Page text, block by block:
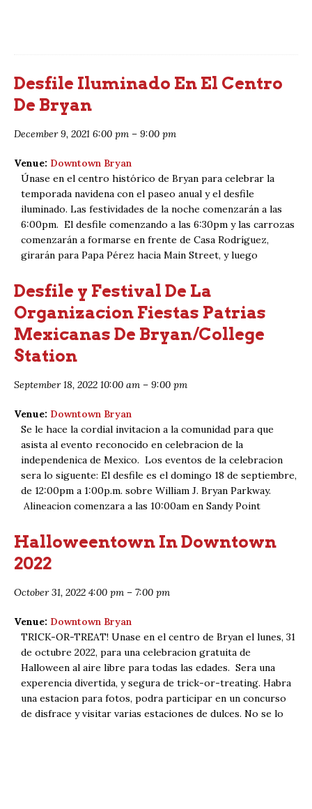
Desfile Iluminado En El Centro
De Bryan
December 9, 2021 6:00 pm – 9:00 pm
Venue: Downtown Bryan
Únase en el centro histórico de Bryan para celebrar la
temporada navidena con el paseo anual y el desfile
iluminado. Las festividades de la noche comenzarán a las
6:00pm. El desfile comenzando a las 6:30pm y las carrozas
comenzarán a formarse en frente de Casa Rodríguez,
girarán para Papa Pérez hacia Main Street, y luego
Desfile y Festival De La
Organizacion Fiestas Patrias
Mexicanas De Bryan/College
Station
September 18, 2022 10:00 am – 9:00 pm
Venue: Downtown Bryan
Se le hace la cordial invitacion a la comunidad para que
asista al evento reconocido en celebracion de la
independenica de Mexico. Los eventos de la celebracion
sera lo siguente: El desfile es el domingo 18 de septiembre,
de 12:00pm a 1:00p.m. sobre William J. Bryan Parkway.
Alineacion comenzara a las 10:00am en Sandy Point
Halloweentown In Downtown
2022
October 31, 2022 4:00 pm – 7:00 pm
Venue: Downtown Bryan
TRICK-OR-TREAT! Unase en el centro de Bryan el lunes, 31
de octubre 2022, para una celebracion gratuita de
Halloween al aire libre para todas las edades. Sera una
experencia divertida, y segura de trick-or-treating. Habra
una estacion para fotos, podra participar en un concurso
de disfrace y visitar varias estaciones de dulces. No se lo